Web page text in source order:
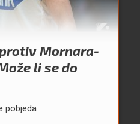
Mornara-
li se do
pobjeda